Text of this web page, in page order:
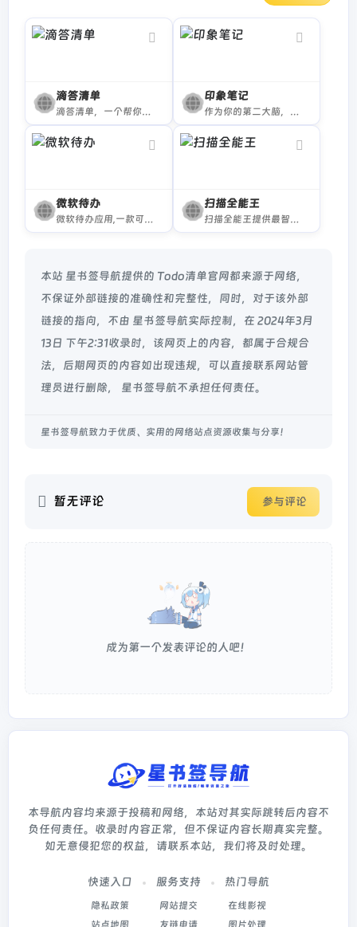
滴答清单
滴答清单，一个帮你高效完成任务和规划时间的应用，是一款拥有跨设备云同步、周期提醒、清单管理、清晰分类、协作和集成日历的应用，你可以在Web、Android、iPhone等设备上使用它。
印象笔记
作为你的第二大脑，记录就用印象笔记。印象笔记可以帮助你高效工作、学习与生活。支持无缝多端同步，快速保存微信、微博、网页等内容，一站式完成信息的收集备份、高效记录、分享和永久保存。
微软待办
微软待办应用,一款可帮助你专注工作、尽情娱乐的待办事项列表应用。
扫描全能王
扫描全能王提供最智能的文档管理方案;手机、平板、电脑变身随身携带的扫描仪,文件库,随时随心编辑文档,文字识别,文档识别,图片扫描,在线PDF转器;pdf转word,word转pdf转,图片转pdf等服务,扫描,编辑,管理,快速同步,时时分享,有效沟通。
本站 星书签导航提供的 Todo清单官网都来源于网络，
不保证外部链接的准确性和完整性，同时，对于该外部
链接的指向，不由 星书签导航实际控制，在 2024年3月
13日 下午2:31收录时，该网页上的内容，都属于合规合
法，后期网页的内容如出现违规，可以直接联系网站管
理员进行删除， 星书签导航不承担任何责任。
星书签导航致力于优质、实用的网络站点资源收集与分享！
暂无评论 参与评论
成为第一个发表评论的人吧！
本导航内容均来源于投稿和网络，本站对其实际跳转后内容不
负任何责任。收录时内容正常，但不保证内容长期真实完整。
如无意侵犯您的权益，请联系本站，我们将及时处理。
快速入口
隐私政策
站点地图
服务支持
网站提交
友链申请
热门导航
在线影视
图片处理